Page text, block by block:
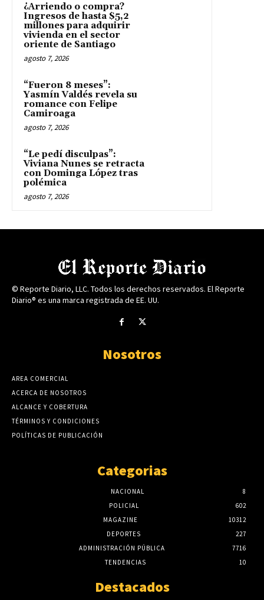
¿Arriendo o compra?
Ingresos de hasta $5,2
millones para adquirir
vivienda en el sector
oriente de Santiago
agosto 7, 2026
“Fueron 8 meses”:
Yasmín Valdés revela su
romance con Felipe
Camiroaga
agosto 7, 2026
“Le pedí disculpas”:
Viviana Nunes se retracta
con Dominga López tras
polémica
agosto 7, 2026
© Reporte Diario, LLC. Todos los derechos reservados. El Reporte
Diario® es una marca registrada de EE. UU.
Nosotros
AREA COMERCIAL
ACERCA DE NOSOTROS
ALCANCE Y COBERTURA
TÉRMINOS Y CONDICIONES
POLÍTICAS DE PUBLICACIÓN
Categorias
NACIONAL
8
POLICIAL
602
MAGAZINE
10312
DEPORTES
227
ADMINISTRACIÓN PÚBLICA
7716
TENDENCIAS
10
Destacados